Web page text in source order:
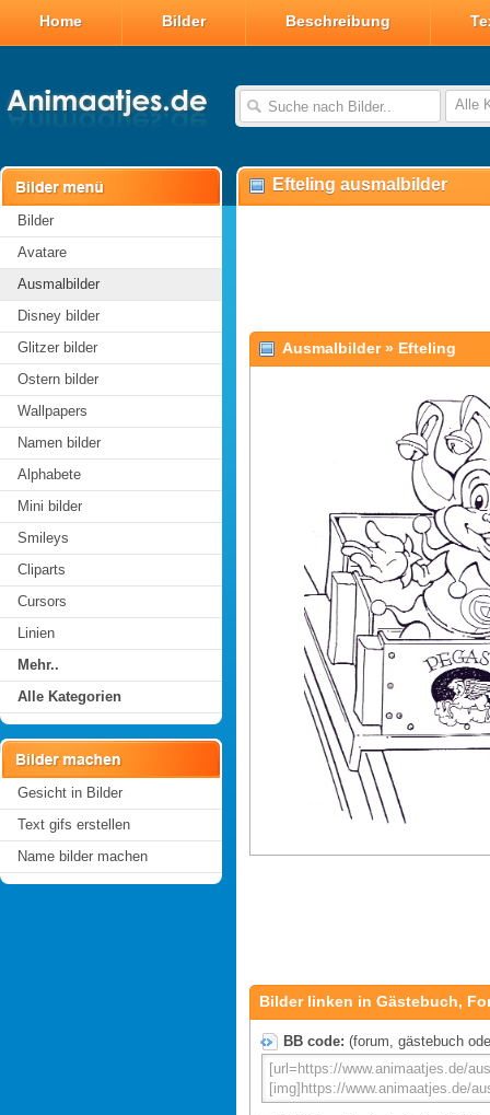
Home Bilder Beschreibung
Alle
Bilder
Avatare
Ausmalbilder
Disney bilder
Glitzer bilder
Ostern bilder
Wallpapers
Namen bilder
Alphabete
Mini bilder
Smileys
Cliparts
Cursors
Linien
Mehr..
Alle Kategorien
Gesicht in Bilder
Text gifs erstellen
Name bilder machen
Efteling ausmalbilder
Ausmalbilder» Efteling
Bilder linken in Gästebuch,
BB code: (forum, gästebuch